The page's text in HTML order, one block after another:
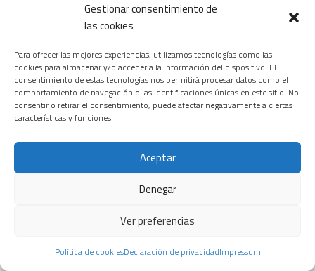
Gestionar consentimiento de
las cookies
Para ofrecer las mejores experiencias, utilizamos tecnologías como las
cookies para almacenar y/o acceder a la información del dispositivo. El
consentimiento de estas tecnologías nos permitirá procesar datos como el
comportamiento de navegación o las identificaciones únicas en este sitio. No
consentir o retirar el consentimiento, puede afectar negativamente a ciertas
características y funciones.
Aceptar
Denegar
Ver preferencias
Política de cookiesDeclaración de privacidadImpressum